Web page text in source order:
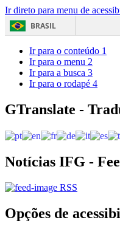
Ir direto para menu de
BRASIL
Ir para o conteúdo 1
Ir para o menu 2
Ir para a busca 3
Ir para o rodapé 4
GTranslate -
Notícias IFG -
RSS
Opções de